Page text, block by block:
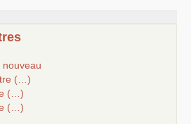
nouveau
(…)
(…)
(…)